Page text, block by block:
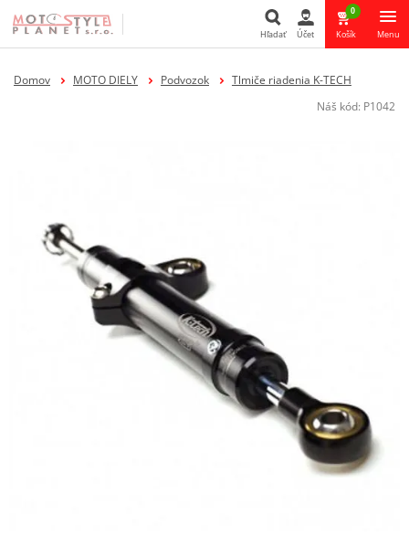
Hľadať
Hľadať Účet
0
Košík Menu
Domov MOTO DIELY Podvozok
Tlmiče riadenia K-TECH
Náš kód: P1042